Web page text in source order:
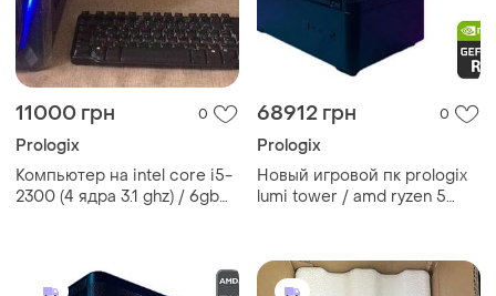
11000 грн 0
Prologix
Компьютер на intel core i5-
2300 (4 ядра 3.1 ghz) / 6gb
68912 грн 0
Prologix
Новый игровой пк prologix
lumi tower / amd ryzen 5
gb ssd / nvidia